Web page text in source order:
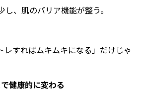
、肌のバリア機能が整う。
レすればムキムキになる」だけじゃ
健康的に変わる